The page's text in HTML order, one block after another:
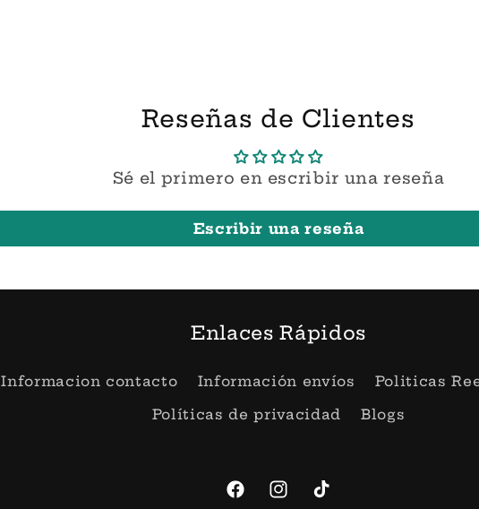
Reseñas de Clientes
Sé el primero en escribir una reseña
Escribir una reseña
Enlaces Rápidos
Informacion contacto Información envíos
Politicas
Políticas de privacidad
Blogs
FacebookInstagram
TikTok